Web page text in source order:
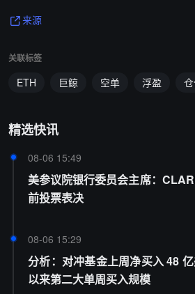
来源
关联标签
ETH 巨鲸 空单 浮盈
精选快讯
08-06 15:49
美参议院银行委员会主席：
前投票表决
08-06 15:29
分析：对冲基金上周净买入 48
以来第二大单周买入规模